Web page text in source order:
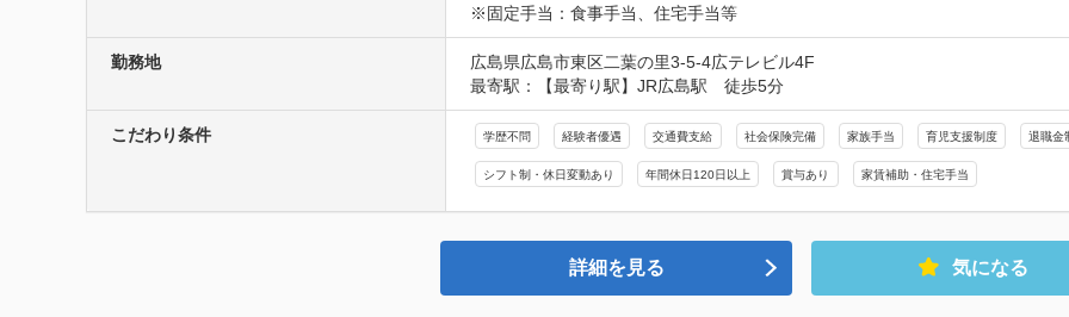
※固定手当：食事手当、住宅手当等
勤務地
広島県広島市東区二葉の里3-5-4広テレビル4F
最寄駅：【最寄り駅】JR広島駅　徒歩5分
こだわり条件 学歴不問 経験者優遇 交通費支給 社会保険完備 家族手当 育児支援制度 退職金
シフト制・休日変動あり 年間休日120日以上 賞与あり 家賃補助・住宅手当
詳細を見る 気になる